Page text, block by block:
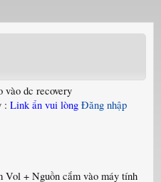
vào dc recovery
: Link ẩn vui lòng Đăng nhập
Vol + Nguồn cắm vào máy tính